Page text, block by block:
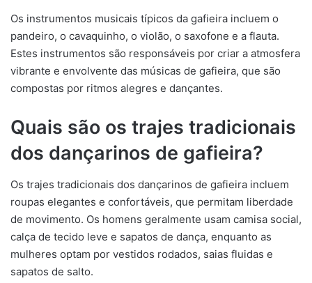
Os instrumentos musicais típicos da gafieira incluem o
pandeiro, o cavaquinho, o violão, o saxofone e a flauta.
Estes instrumentos são responsáveis por criar a atmosfera
vibrante e envolvente das músicas de gafieira, que são
compostas por ritmos alegres e dançantes.
Quais são os trajes tradicionais
dos dançarinos de gafieira?
Os trajes tradicionais dos dançarinos de gafieira incluem
roupas elegantes e confortáveis, que permitam liberdade
de movimento. Os homens geralmente usam camisa social,
calça de tecido leve e sapatos de dança, enquanto as
mulheres optam por vestidos rodados, saias fluidas e
sapatos de salto.